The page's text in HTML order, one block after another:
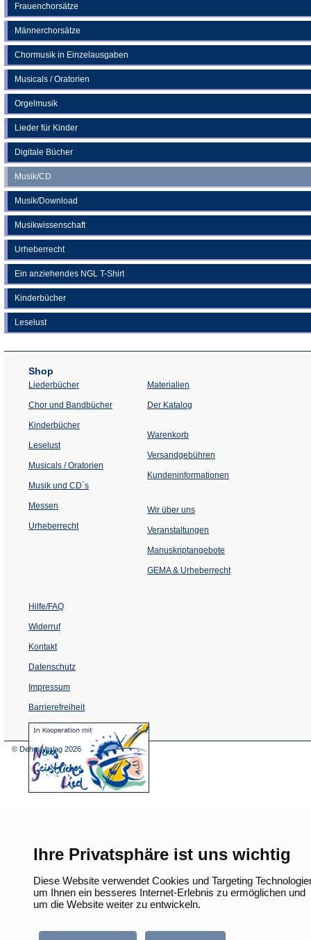
Ihre Privatsphäre ist uns wichtig
Diese Website verwendet Cookies und Targeting
um Ihnen ein besseres Internet-Erlebnis zu ermöglichen und
um die Website weiter zu entwickeln.
Frauenchorsätze
Männerchorsätze
Chormusik in Einzelausgaben
Musicals / Oratorien
Orgelmusik
Lieder für Kinder
Digitale Bücher
Musik/CD
Musik/Download
Musikwissenschaft
Urheberrecht
Ein anziehendes NGL T-Shirt
Kinderbücher
Leselust
Shop
Liederbücher
Chor und Bandbücher
Kinderbücher
Leselust
Musicals / Oratorien
Musik und CD´s
Messen
Urheberrecht
Materialien
Der Katalog
Warenkorb
Versandgebühren
Kundeninformationen
Wir über uns
Veranstaltungen
einem
Tab)
Manuskriptangebote
GEMA & Urheberrecht
Hilfe/FAQ
Widerruf
Kontakt
Datenschutz
Impressum
Barrierefreiheit
(Öffnet
in
© Dehm Verlag 2026